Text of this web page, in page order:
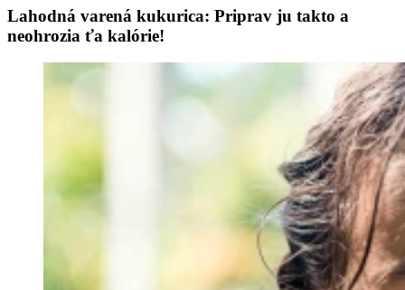
Lahodná varená kukurica: Priprav ju takto a
neohrozia ťa kalórie!